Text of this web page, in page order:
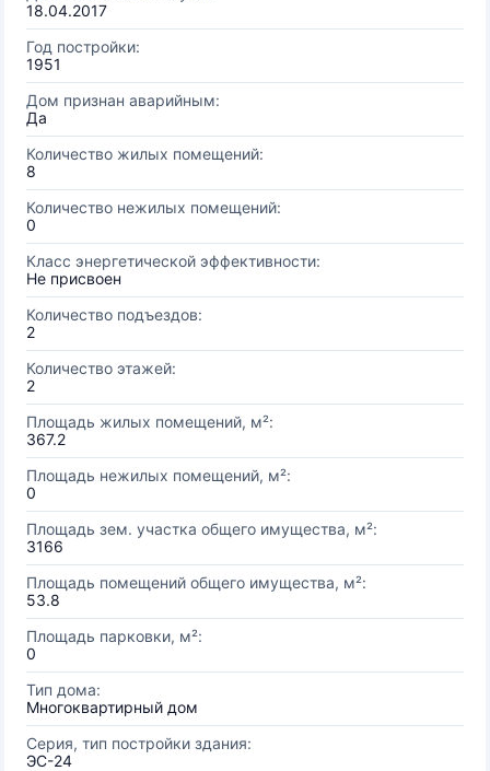
18.04.2017
Год постройки:
1951
Дом признан аварийным:
Да
Количество жилых помещений:
8
Количество нежилых помещений:
0
Класс энергетической эффективности:
Не присвоен
Количество подъездов:
2
Количество этажей:
2
Площадь жилых помещений, м²:
367.2
Площадь нежилых помещений, м²:
0
Площадь зем. участка общего имущества, м²:
3166
Площадь помещений общего имущества, м²:
53.8
Площадь парковки, м²:
0
Тип дома:
Многоквартирный дом
Серия, тип постройки здания:
ЭС-24